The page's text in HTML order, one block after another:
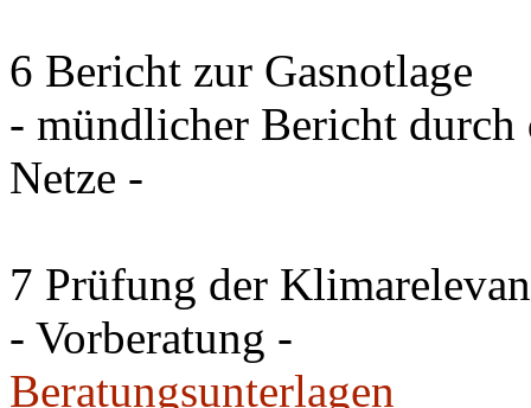
6 Bericht zur Gasnotlage
- mündlicher Bericht
Netze -
7 Prüfung der
- Vorberatung -
Beratungsunterlagen